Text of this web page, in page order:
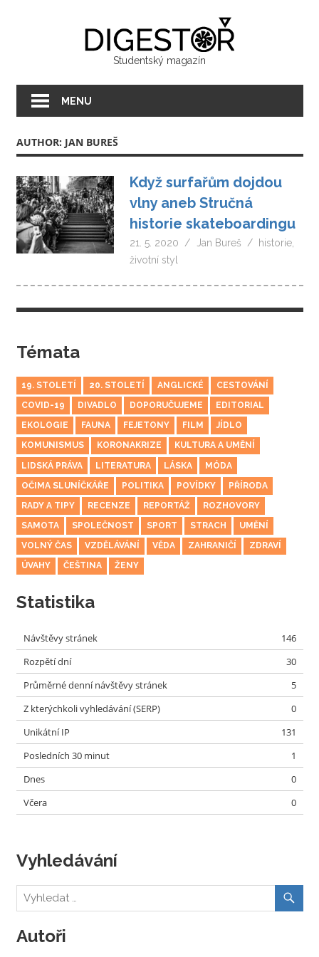
Studentský magazín
MENU
AUTHOR: JAN BUREŠ
Když surfařům dojdou
vlny aneb Stručná
historie skateboardingu
21. 5. 2020 Jan Bureš historie
životní styl
Témata
19. STOLETÍ 20. STOLETÍ ANGLICKÉ CESTOVÁNÍ
COVID-19 DIVADLO DOPORUČUJEME EDITORIAL
EKOLOGIE FAUNA FEJETONY FILM JÍDLO
KOMUNISMUS KORONAKRIZE KULTURA A UMĚNÍ
LIDSKÁ PRÁVA LITERATURA LÁSKA MÓDA
OČIMA SLUNÍČKÁŘE POLITIKA POVÍDKY PŘÍRODA
RADY A TIPY RECENZE REPORTÁŽ ROZHOVORY
SAMOTA SPOLEČNOST SPORT STRACH UMĚNÍ
VOLNÝ ČAS VZDĚLÁVÁNÍ VĚDA ZAHRANIČÍ ZDRAVÍ
ÚVAHY ČEŠTINA ŽENY
Statistika
Návštěvy stránek
146
Rozpětí dní
30
Průměrné denní návštěvy stránek
5
Z kterýchkoli vyhledávání (SERP)
0
Unikátní IP
131
Posledních 30 minut
1
Dnes
0
Včera
0
Vyhledávání
Autoři